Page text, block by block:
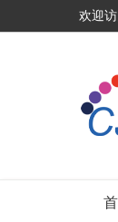
欢迎